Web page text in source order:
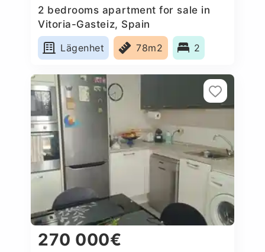
2 bedrooms apartment for sale in
Vitoria-Gasteiz, Spain
Lägenhet
78m2 2
270 000€